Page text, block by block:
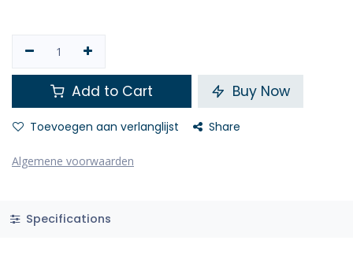
Add to Cart Buy Now
Toevoegen aan verlanglijst Share
Algemene voorwaarden
Specifications